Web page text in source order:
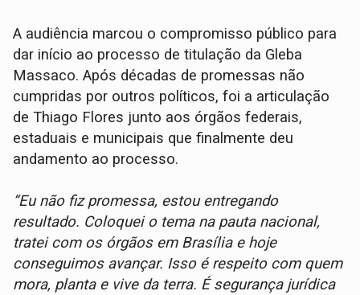
A audiência marcou o compromisso público para
dar início ao processo de titulação da Gleba
Massaco. Após décadas de promessas não
cumpridas por outros políticos, foi a articulação
de Thiago Flores junto aos órgãos federais,
estaduais e municipais que finalmente deu
andamento ao processo.
“Eu não fiz promessa, estou entregando
resultado. Coloquei o tema na pauta nacional,
tratei com os órgãos em Brasília e hoje
conseguimos avançar. Isso é respeito com quem
mora, planta e vive da terra. É segurança jurídica